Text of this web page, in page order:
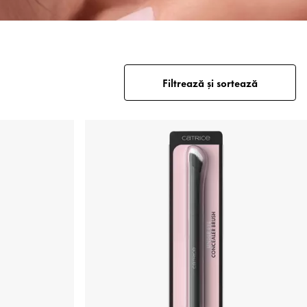
Filtrează și sortează